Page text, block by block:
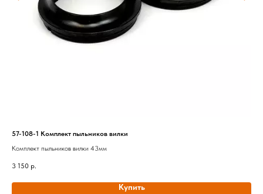
57-108-1 Комплект пыльников вилки
Комплект пыльников вилки 43мм
3 150 р.
Купить